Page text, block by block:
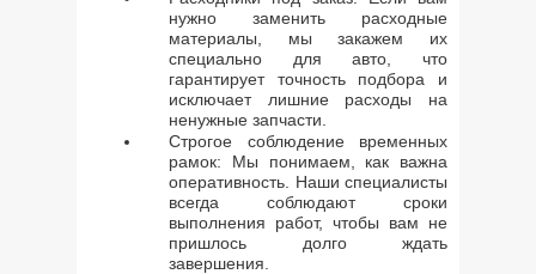
нужно заменить расходные
материалы, мы закажем их
специально для авто, что
гарантирует точность подбора и
исключает лишние расходы на
ненужные запчасти.
Строгое соблюдение временных
рамок: Мы понимаем, как важна
оперативность. Наши специалисты
всегда соблюдают сроки
выполнения работ, чтобы вам не
пришлось долго ждать
завершения.